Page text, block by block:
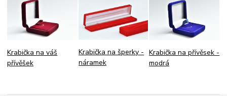
Krabička na váš
přívěšek
Krabička na šperky -
náramek
Krabička na přívěsek -
modrá